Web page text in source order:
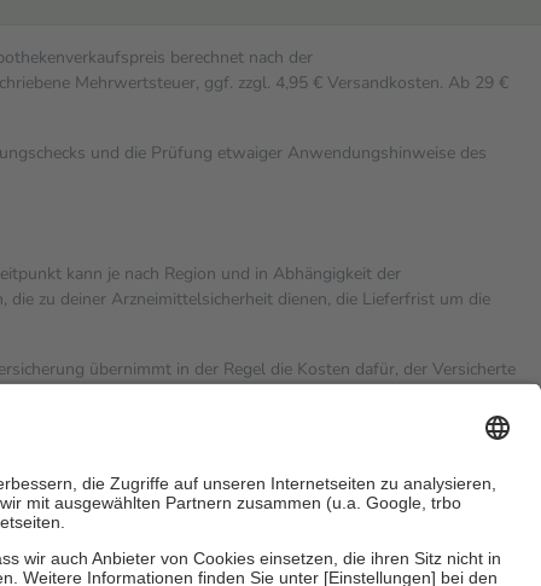
berechnet nach der
Mehrwertsteuer, ggf. zzgl. 4,95 € Versandkosten. Ab 29 €
und die Prüfung etwaiger Anwendungshinweise des
kann je nach Region und in Abhängigkeit der
zu deiner Arzneimittelsicherheit dienen, die Lieferfrist um die
übernimmt in der Regel die Kosten dafür, der Versicherte
Es sind jedoch nie mehr als die tatsächlichen Kosten der
Zuzahlungen